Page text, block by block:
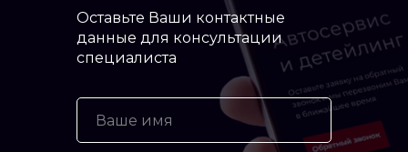
Оставьте Ваши контактные
данные для консультации
специалиста